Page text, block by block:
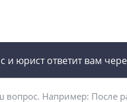
и юрист ответит вам